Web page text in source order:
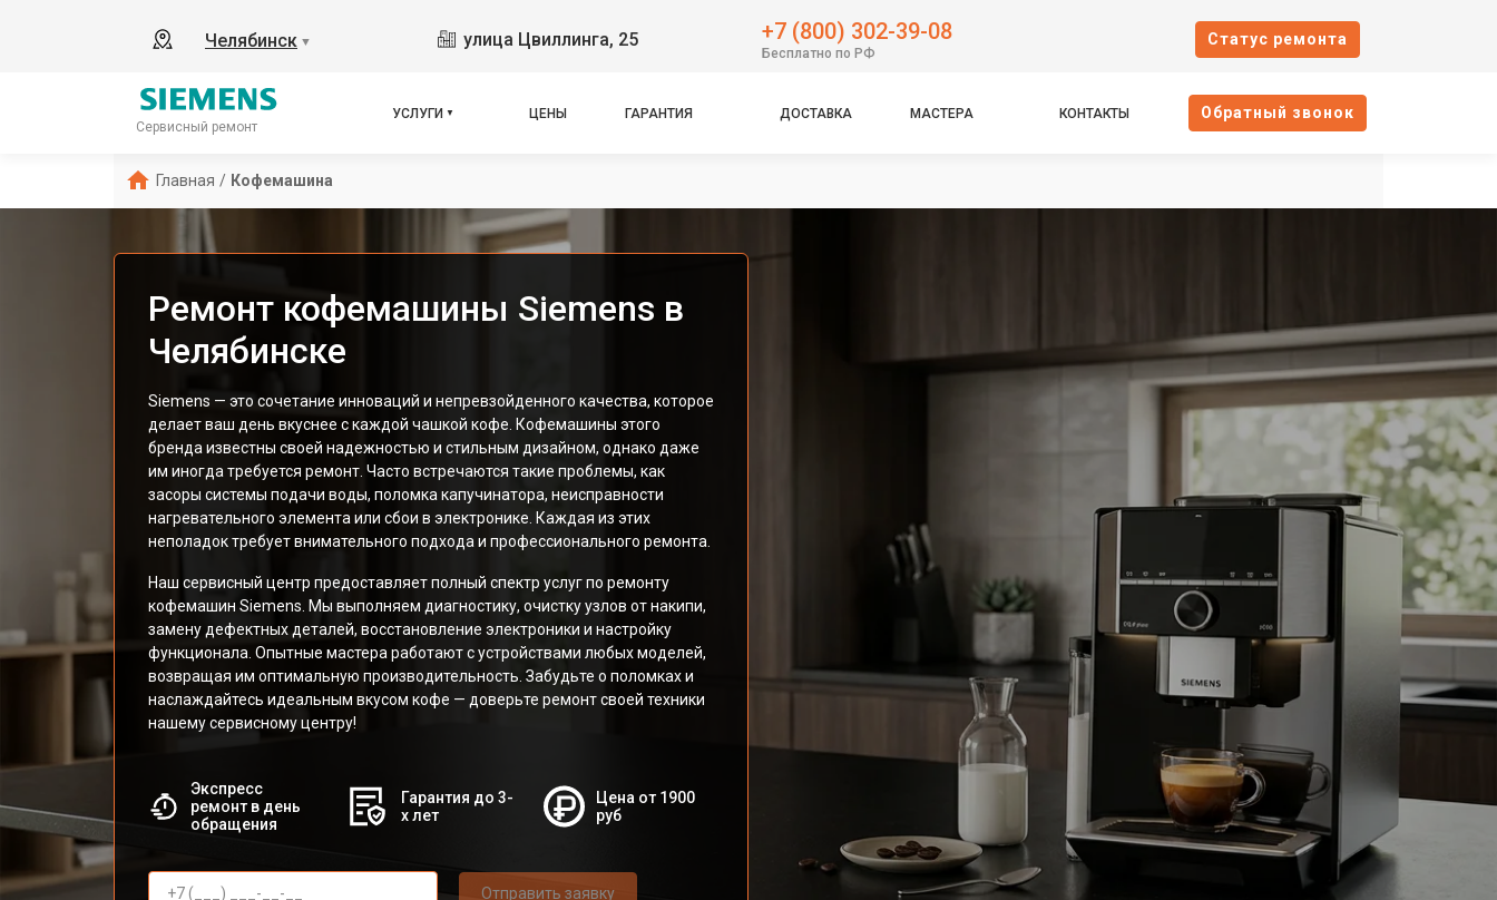
Челябинск ▼ улица Цвиллинга, 25 +7 (800) 302-39-08
Бесплатно по РФ
Cтатус ремонта
Сервисный ремонт
УСЛУГИ ЦЕНЫ ГАРАНТИЯ ДОСТАВКА МАСТЕРА КОНТАКТЫ Oбратный звонок
Главная / Кофемашина
Ремонт кофемашины Siemens в
Челябинске
Siemens — это сочетание инноваций и непревзойденного качества, которое
делает ваш день вкуснее с каждой чашкой кофе. Кофемашины этого
бренда известны своей надежностью и стильным дизайном, однако даже
им иногда требуется ремонт. Часто встречаются такие проблемы, как
засоры системы подачи воды, поломка капучинатора, неисправности
нагревательного элемента или сбои в электронике. Каждая из этих
неполадок требует внимательного подхода и профессионального ремонта.
Наш сервисный центр предоставляет полный спектр услуг по ремонту
кофемашин Siemens. Мы выполняем диагностику, очистку узлов от накипи,
замену дефектных деталей, восстановление электроники и настройку
функционала. Опытные мастера работают с устройствами любых моделей,
возвращая им оптимальную производительность. Забудьте о поломках и
наслаждайтесь идеальным вкусом кофе — доверьте ремонт своей техники
нашему сервисному центру!
Экспресс
ремонт в день
обращения
Гарантия до 3-
х лет
Цена от 1900
руб
Отправить заявку